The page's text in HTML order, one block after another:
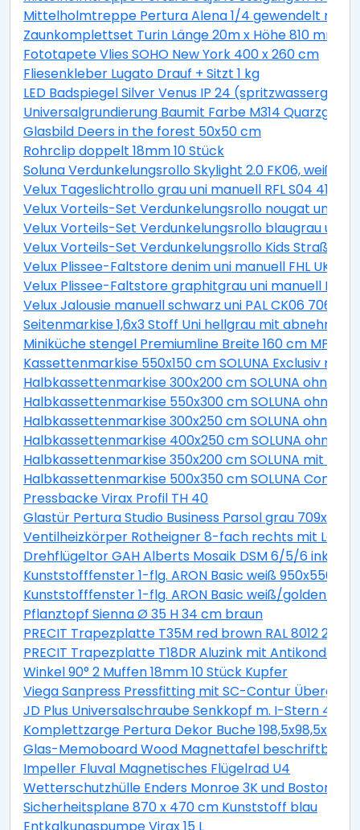
Mittelholmtreppe Pertura Alena 1/4 gewendelt mit
Zaunkomplettset Turin Länge 20m x Höhe 810 mm
Fototapete Vlies SOHO New York 400 x 260 cm
Fliesenkleber Lugato Drauf + Sitzt 1 kg
LED Badspiegel Silver Venus IP 24
Universalgrundierung Baumit Farbe M314 Quarzgrund
Glasbild Deers in the forest 50x50 cm
Rohrclip doppelt 18mm 10 Stück
Soluna Verdunkelungsrollo Skylight 2.0 FK06, weiß,
Velux Tageslichtrollo grau uni manuell RFL S04 4161S
Velux Vorteils-Set Verdunkelungsrollo nougat uni
Velux Vorteils-Set Verdunkelungsrollo blaugrau uni
Velux Vorteils-Set Verdunkelungsrollo Kids Straßen
Velux Plissee-Faltstore denim uni manuell FHL UK04
Velux Plissee-Faltstore graphitgrau uni manuell FHL
Velux Jalousie manuell schwarz uni PAL CK06 7062S
Seitenmarkise 1,6x3 Stoff Uni hellgrau mit
Miniküche stengel Premiumline Breite 160 cm
Kassettenmarkise 550x150 cm SOLUNA Exclusiv mit
Halbkassettenmarkise 300x200 cm SOLUNA ohne
Halbkassettenmarkise 550x300 cm SOLUNA ohne
Halbkassettenmarkise 300x250 cm SOLUNA ohne
Halbkassettenmarkise 400x250 cm SOLUNA ohne
Halbkassettenmarkise 350x200 cm SOLUNA mit
Halbkassettenmarkise 500x350 cm SOLUNA
Pressbacke Virax Profil TH 40
Glastür Pertura Studio Business Parsol grau
Ventilheizkörper Rotheigner 8-fach rechts mit
Drehflügeltor GAH Alberts Mosaik DSM 6/5/6 inkl.
Kunststofffenster 1-flg. ARON Basic weiß 950x550
Kunststofffenster 1-flg. ARON Basic weiß/golden oak
Pflanztopf Sienna Ø 35 H 34 cm braun
PRECIT Trapezplatte T35M red brown RAL 8012 2300
PRECIT Trapezplatte T18DR Aluzink mit
Winkel 90° 2 Muffen 18mm 10 Stück Kupfer
Viega Sanpress Pressfitting mit SC-Contur
JD Plus Universalschraube Senkkopf m. I-Stern
Komplettzarge Pertura Dekor Buche 198,5x98,5x16,0
Glas-Memoboard Wood Magnettafel beschriftbar
Impeller Fluval Magnetisches Flügelrad U4
Wetterschutzhülle Enders Monroe 3K und Boston 3K
Sicherheitsplane 870 x 470 cm Kunststoff blau